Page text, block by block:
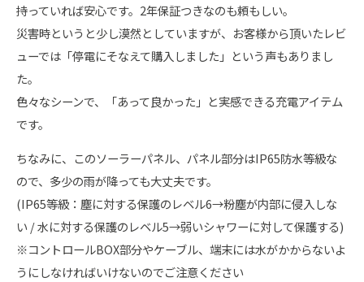
持っていれば安心です。2年保証つきなのも頼もしい。
災害時というと少し漠然としていますが、お客様から頂いたレビ
ューでは「停電にそなえて購入しました」という声もありまし
た。
色々なシーンで、「あって良かった」と実感できる充電アイテム
です。
ちなみに、このソーラーパネル、パネル部分はIP65防水等級な
ので、多少の雨が降っても大丈夫です。
(IP65等級：塵に対する保護のレベル6→粉塵が内部に侵入しな
い / 水に対する保護のレベル5→弱いシャワーに対して保護する)
※コントロールBOX部分やケーブル、端末には水がかからないよ
うにしなければいけないのでご注意ください